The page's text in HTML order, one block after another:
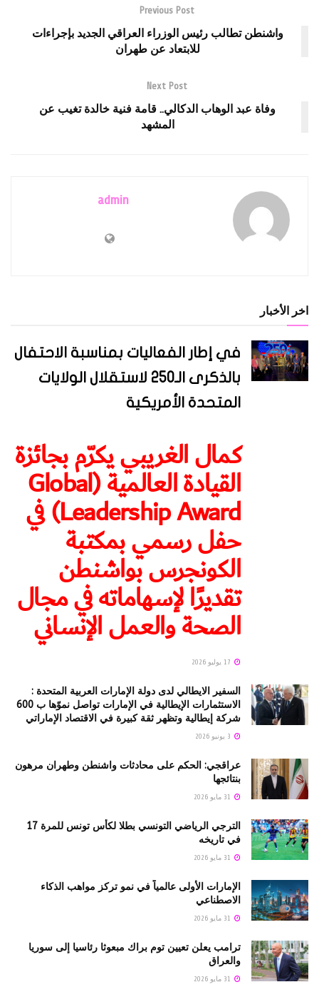
Previous Post
واشنطن تطالب رئيس الوزراء العراقي الجديد بإجراءات
للابتعاد عن طهران
Next Post
وفاة عبد الوهاب الدكالي.. قامة فنية خالدة تغيب عن
المشهد
admin
اخر الأخبار
في إطار الفعاليات بمناسبة الاحتفال
بالذكرى الـ250 لاستقلال الولايات
المتحدة الأمريكية
كمال الغريبي يكرّم بجائزة
القيادة العالمية (Global
Leadership Award) في
حفل رسمي بمكتبة
الكونجرس بواشنطن
تقديرًا لإسهاماته في مجال
الصحة والعمل الإنساني
السفير الايطالي لدى دولة الإمارات العربية المتحدة :
الاستثمارات الإيطالية في الإمارات تواصل نموّها ب 600
شركة إيطالية وتظهر ثقة كبيرة في الاقتصاد الإماراتي
عراقجي: الحكم على محادثات واشنطن وطهران مرهون
بنتائجها
الترجي الرياضي التونسي بطلا لكأس تونس للمرة 17
في تاريخه
الإمارات الأولى عالمياً في نمو تركز مواهب الذكاء
الاصطناعي
ترامب يعلن تعيين توم براك مبعوثا رئاسيا إلى سوريا
والعراق